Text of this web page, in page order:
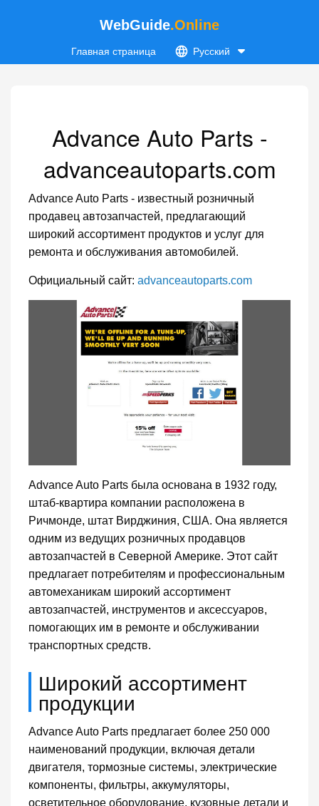
WebGuide.Online
Главная страница Русский
Advance Auto Parts -
advanceautoparts.com
Advance Auto Parts - известный розничный
продавец автозапчастей, предлагающий
широкий ассортимент продуктов и услуг для
ремонта и обслуживания автомобилей.
Официальный сайт: advanceautoparts.com
Advance Auto Parts была основана в 1932 году,
штаб-квартира компании расположена в
Ричмонде, штат Вирджиния, США. Она является
одним из ведущих розничных продавцов
автозапчастей в Северной Америке. Этот сайт
предлагает потребителям и профессиональным
автомеханикам широкий ассортимент
автозапчастей, инструментов и аксессуаров,
помогающих им в ремонте и обслуживании
транспортных средств.
Широкий ассортимент
продукции
Advance Auto Parts предлагает более 250 000
наименований продукции, включая детали
двигателя, тормозные системы, электрические
компоненты, фильтры, аккумуляторы,
осветительное оборудование, кузовные детали и